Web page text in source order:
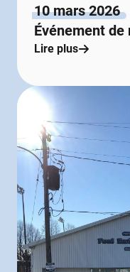
10 mars 2026
Événement de
Lire plus